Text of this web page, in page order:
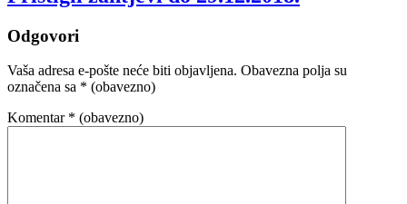
Odgovori
Vaša adresa e-pošte neće biti objavljena. Obavezna polja su
označena sa * (obavezno)
Komentar * (obavezno)